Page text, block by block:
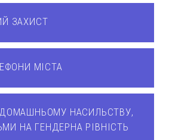
ЗАХИСТ
МІСТА
НАСИЛЬСТВУ,
НА ГЕНДЕРНА РІВНІСТЬ